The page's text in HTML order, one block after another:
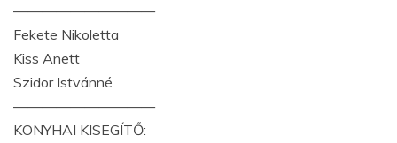
——————————
Fekete Nikoletta
Kiss Anett
Szidor Istvánné
——————————
KONYHAI KISEGÍTŐ: